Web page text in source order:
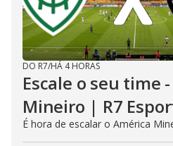
DO R7/HÁ 4 HORAS
Escale o seu time
Mineiro | R7
É hora de escalar o América